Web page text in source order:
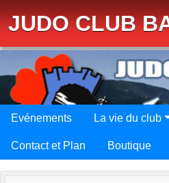
JUDO CLUB
Evénements La vie du club
Contact et Plan Boutique